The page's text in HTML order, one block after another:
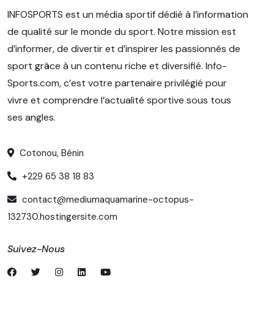
INFOSPORTS est un média sportif dédié à l’information
de qualité sur le monde du sport. Notre mission est
d’informer, de divertir et d’inspirer les passionnés de
sport grâce à un contenu riche et diversifié. Info-
Sports.com, c’est votre partenaire privilégié pour
vivre et comprendre l’actualité sportive sous tous
ses angles.
Cotonou, Bénin
+229 65 38 18 83
contact@mediumaquamarine-octopus-
132730.hostingersite.com
Suivez-Nous